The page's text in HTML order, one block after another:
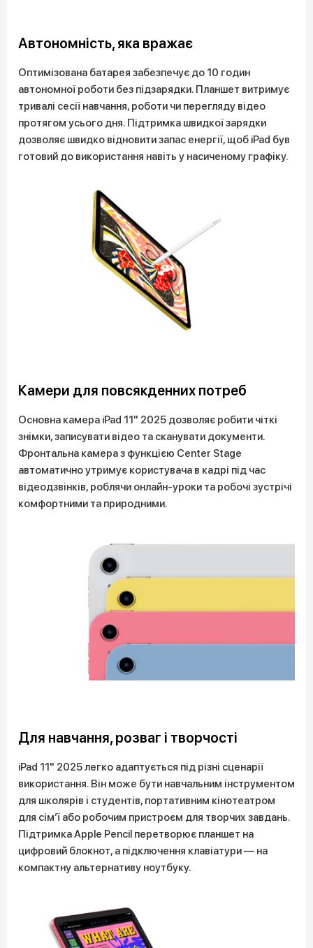
Автономність, яка вражає
Оптимізована батарея забезпечує до 10 годин
автономної роботи без підзарядки. Планшет витримує
тривалі сесії навчання, роботи чи перегляду відео
протягом усього дня. Підтримка швидкої зарядки
дозволяє швидко відновити запас енергії, щоб iPad був
готовий до використання навіть у насиченому графіку.
Камери для повсякденних потреб
Основна камера iPad 11" 2025 дозволяє робити чіткі
знімки, записувати відео та сканувати документи.
Фронтальна камера з функцією Center Stage
автоматично утримує користувача в кадрі під час
відеодзвінків, роблячи онлайн-уроки та робочі зустрічі
комфортними та природними.
Для навчання, розваг і творчості
iPad 11" 2025 легко адаптується під різні сценарії
використання. Він може бути навчальним інструментом
для школярів і студентів, портативним кінотеатром
для сім’ї або робочим пристроєм для творчих завдань.
Підтримка Apple Pencil перетворює планшет на
цифровий блокнот, а підключення клавіатури — на
компактну альтернативу ноутбуку.